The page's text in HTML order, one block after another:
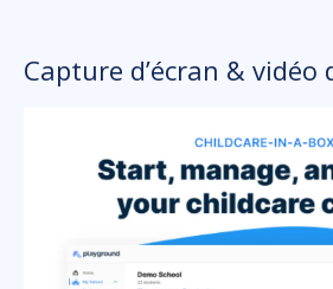
Capture d’écran & vidéo